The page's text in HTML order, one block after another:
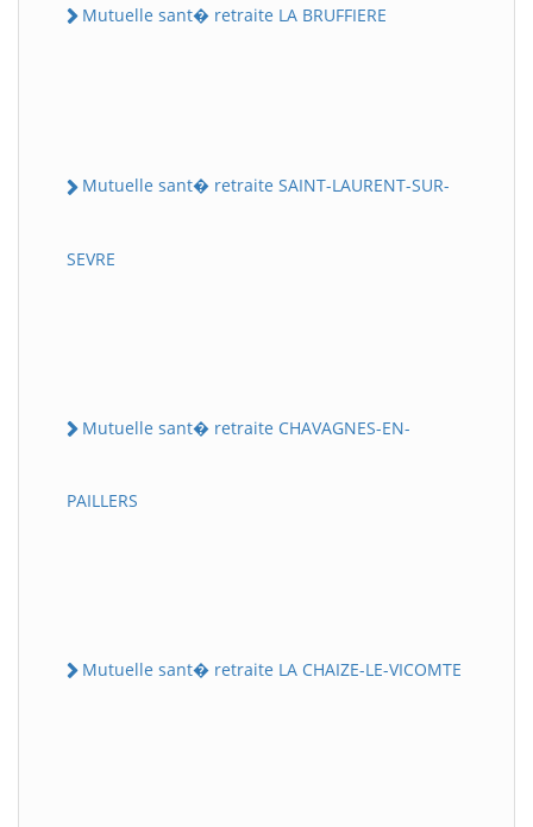
Mutuelle sant� retraite LA BRUFFIERE
Mutuelle sant� retraite SAINT-LAURENT-SUR-
SEVRE
Mutuelle sant� retraite CHAVAGNES-EN-
PAILLERS
Mutuelle sant� retraite LA CHAIZE-LE-VICOMTE